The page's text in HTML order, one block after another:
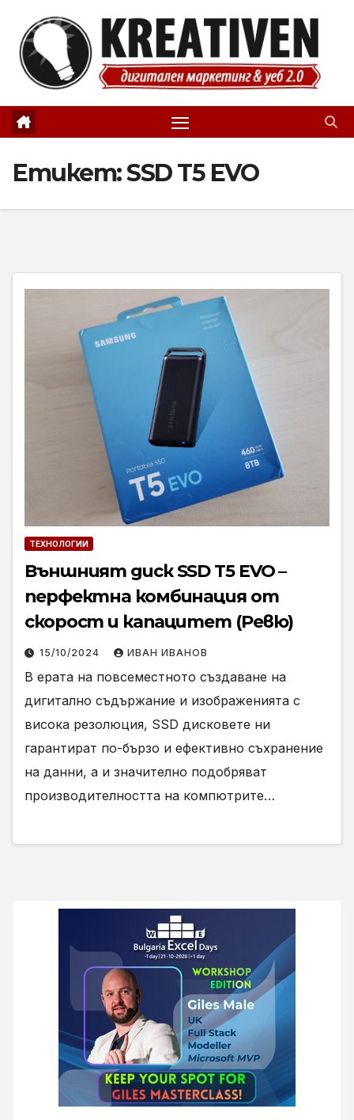
content
Етикет:SSD T5 EVO
ТЕХНОЛОГИИ
Външният диск SSD T5 EVO –
перфектна комбинация от
скорост и капацитет (Ревю)
15/10/2024 ИВАН ИВАНОВ
В ерата на повсеместното създаване на
дигитално съдържание и изображенията с
висока резолюция, SSD дисковете ни
гарантират по-бързо и ефективно съхранение
на данни, а и значително подобряват
производителността на компютрите…